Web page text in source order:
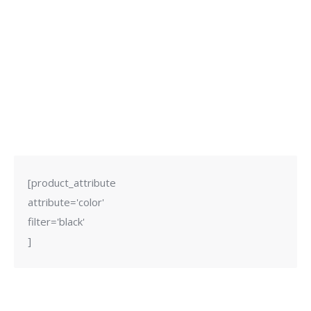
[product_attribute
attribute='color'
filter='black'
]